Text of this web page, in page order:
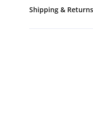
Shipping & Returns